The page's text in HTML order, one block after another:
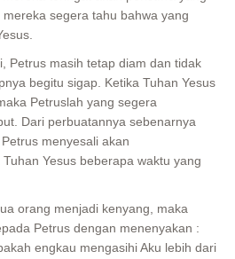
segera tahu bahwa yang
Petrus masih tetap diam dan tidak
begitu sigap. Ketika Tuhan Yesus
Petruslah yang segera
Dari perbuatannya sebenarnya
menyesali akan
Yesus beberapa waktu yang
orang menjadi kenyang, maka
Petrus dengan menenyakan :
engkau mengasihi Aku lebih dari